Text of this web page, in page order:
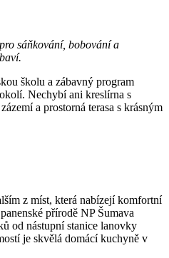
sáňkování, bobování a
školu a zábavný program
Nechybí ani kreslírna s
a prostorná terasa s krásným
z míst, která nabízejí komfortní
přírodě NP Šumava
od nástupní stanice lanovky
je skvělá domácí kuchyně v